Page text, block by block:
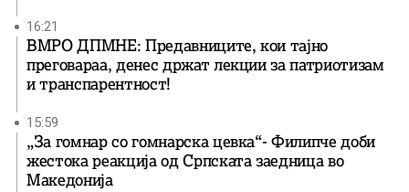
16:21
ВМРО ДПМНЕ: Предавниците, кои тајно
преговараа, денес држат лекции за патриотизам
и транспарентност!
15:59
„За гомнар со гомнарска цевка“- Филипче доби
жестока реакција од Српската заедница во
Македонија